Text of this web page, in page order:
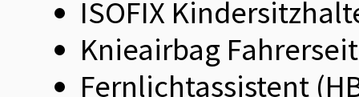
ISOFIX
Knieairbag
Fernlichtassistent